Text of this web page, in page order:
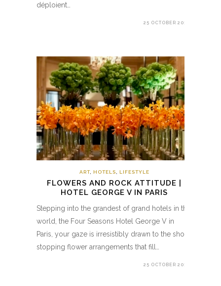
déploient…
25 OCTOBER 2017
ART, HOTELS LIFESTYLE
FLOWERS AND ROCK ATTITUDE |
HOTEL GEORGE V IN PARIS
Stepping into the grandest of grand hotels in the
world, the Four Seasons Hotel George V in
Paris, your gaze is irresistibly drawn to the show
stopping flower arrangements that fill…
25 OCTOBER 2017